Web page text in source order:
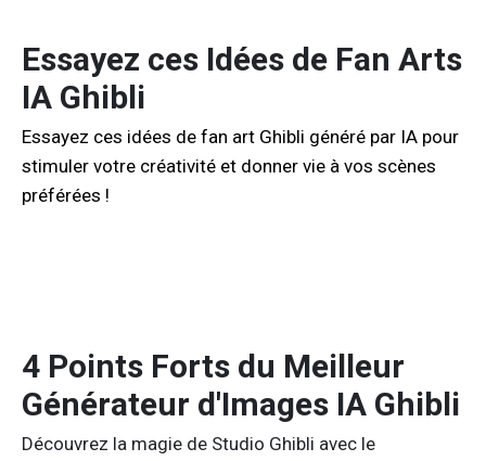
Essayez ces Idées de Fan Arts
IA Ghibli
Essayez ces idées de fan art Ghibli généré par IA pour
stimuler votre créativité et donner vie à vos scènes
préférées !
4 Points Forts du Meilleur
Générateur d'Images IA Ghibli
Découvrez la magie de Studio Ghibli avec le